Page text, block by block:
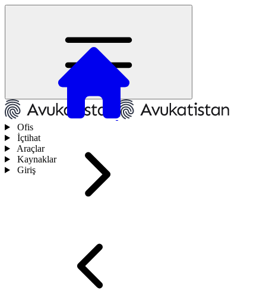
Ofis
İçtihat
Araçlar
Kaynaklar
Giriş